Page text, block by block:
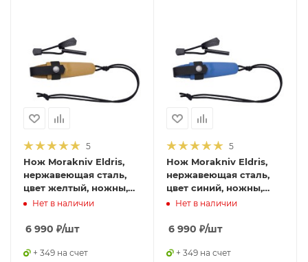
5
Нож Morakniv Eldris,
нержавеющая сталь,
цвет желтый, ножны,
шнурок, огниво,12632
Нет в наличии
6 990 ₽/шт
+ 349 на счет
5
Нож Morakniv Eldris,
нержавеющая сталь,
цвет синий, ножны,
шнурок, огниво,12631
Нет в наличии
6 990 ₽/шт
+ 349 на счет